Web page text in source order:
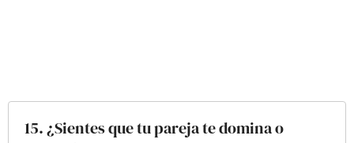
15. ¿Sientes que tu pareja te domina o